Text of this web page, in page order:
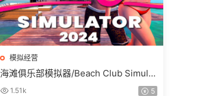
模拟经营
海滩俱乐部模拟器/Beach Club Simulat
or 2024
1.51k 5